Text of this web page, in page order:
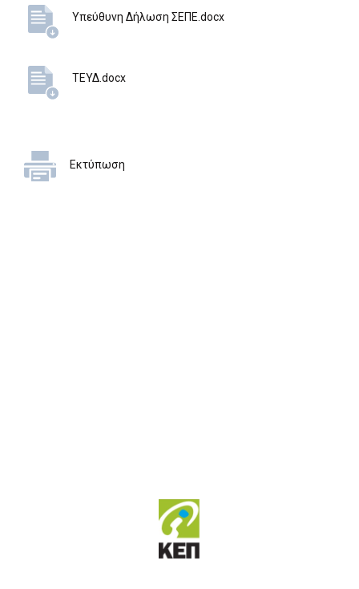
Υπεύθυνη Δήλωση ΣΕΠΕ.docx
ΤΕΥΔ.docx
Εκτύπωση